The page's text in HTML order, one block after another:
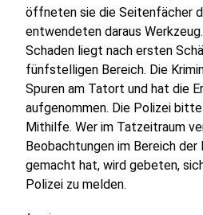
öffneten sie die Seitenfächer
entwendeten daraus
Schaden liegt nach ersten
fünfstelligen Bereich. Die
Spuren am Tatort und hat die
aufgenommen. Die Polizei
Mithilfe. Wer im Tatzeitraum
Beobachtungen im Bereich der
gemacht hat, wird gebeten,
Polizei zu melden.